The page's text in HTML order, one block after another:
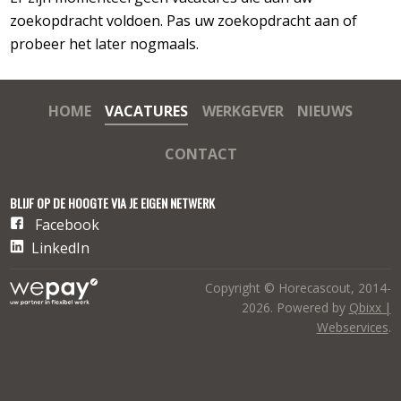
zoekopdracht voldoen. Pas uw zoekopdracht aan of
probeer het later nogmaals.
HOME VACATURES WERKGEVER NIEUWS
CONTACT
BLIJF OP DE HOOGTE VIA JE EIGEN NETWERK
Facebook
LinkedIn
Copyright © Horecascout, 2014-
2026. Powered by Qbixx |
Webservices.